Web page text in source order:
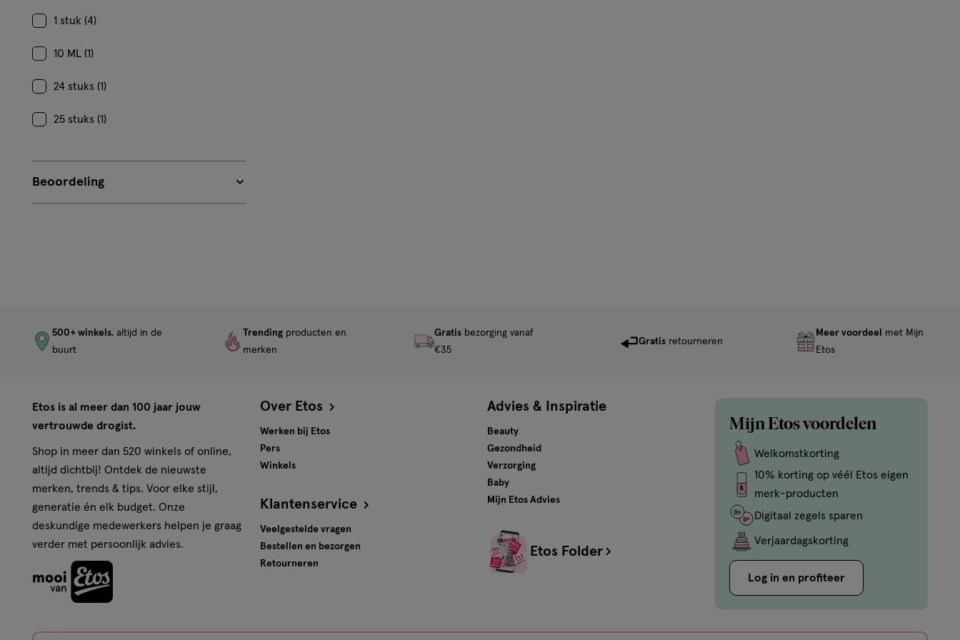
1 stuk (4)
10 ML (1)
24 stuks (1)
25 stuks (1)
Beoordeling
500+ winkels, altijd in de
buurt
Trending producten en
merken
Gratisbezorging vanaf
€35
Gratis retourneren
Meer voordeel
met Mijn
Etos
Etos is al meer dan 100 jaar jouw
vertrouwde drogist.
Shop in meer dan 520 winkels of online,
altijd dichtbij! Ontdek de nieuwste
merken, trends & tips. Voor elke stijl,
generatie én elk budget. Onze
deskundige medewerkers helpen je graag
verder met persoonlijk advies.
Over Etos
Werken bij Etos
Pers
Winkels
Klantenservice
Veelgestelde vragen
Bestellen en bezorgen
Retourneren
Advies & Inspiratie
Beauty
Gezondheid
Verzorging
Baby
Mijn Etos Advies
Etos Folder
Mijn Etos voordelen
Welkomstkorting
10% korting op véél Etos eigen
merk-producten
Digitaal zegels sparen
Verjaardagskorting
Log in en profiteer